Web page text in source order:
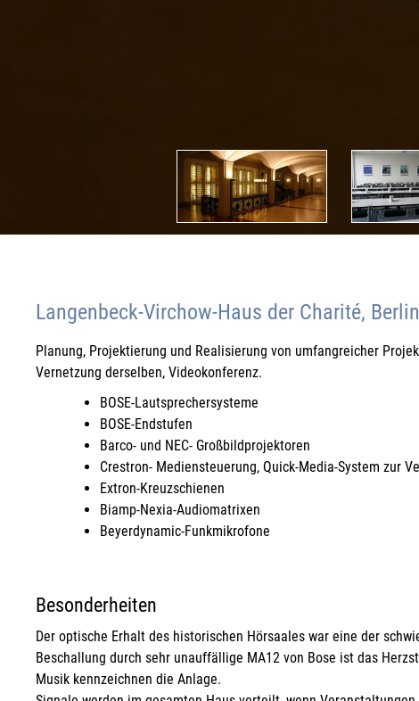
Langenbeck-Virchow-Haus der Charité, Berlin
Planung, Projektierung und Realisierung von umfangreicher
Vernetzung derselben, Videokonferenz.
BOSE-Lautsprechersysteme
BOSE-Endstufen
Barco- und NEC- Großbildprojektoren
Crestron- Mediensteuerung, Quick-Media-System zur
Extron-Kreuzschienen
Biamp-Nexia-Audiomatrixen
Beyerdynamic-Funkmikrofone
Besonderheiten
Der optische Erhalt des historischen Hörsaales war eine der
Beschallung durch sehr unauffällige MA12 von Bose ist das
Musik kennzeichnen die Anlage.